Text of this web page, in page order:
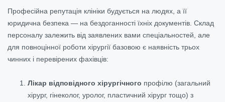
Професійна репутація клініки будується на людях, а її
юридична безпека — на бездоганності їхніх документів. Склад
персоналу залежить від заявлених вами спеціальностей, але
для повноцінної роботи хірургії базовою є наявність трьох
чинних і перевірених фахівців:
Лікар відповідного хірургічного профілю (загальний
хірург, гінеколог, уролог, пластичний хірург тощо) з